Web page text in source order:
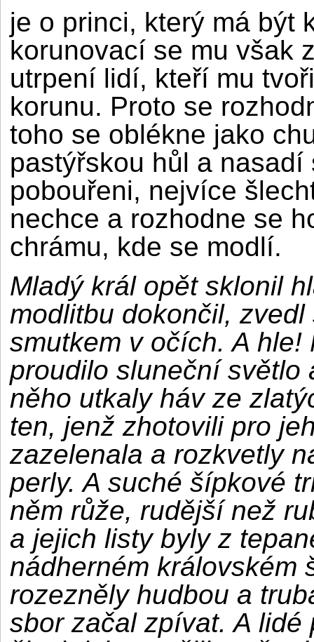
je o princi, který má být
korunovací se mu však
utrpení lidí, kteří mu
korunu. Proto se
toho se oblékne jako
pastýřskou hůl a
pobouřeni, nejvíce
nechce a rozhodne se
chrámu, kde se modlí.
Mladý král opět sklonil
modlitbu dokončil,
smutkem v očích. A
proudilo sluneční světlo
něho utkaly háv ze
ten, jenž zhotovili pro
zazelenala a rozkvetly
perly. A suché šípkové
něm růže, rudější než
a jejich listy byly z
nádherném královském
rozezněly hudbou a
sbor začal zpívat. A